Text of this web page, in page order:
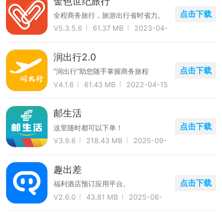
全程商务旅行，旅游出行省时省力。
V5.3.5.6
61.37 MB
2023-04-
点击下载
润出行2.0
“润出行”助您随手掌握商务旅程
V4.1.6
61.43 MB 2022-04-15
点击下载
邮生活
这里随时都可以下单！
V3.9.6
218.43 MB
2025-09-
点击下载
趣出差
福利酒店预订应用平台。
V2.6.0
43.81 MB
2025-06-
点击下载